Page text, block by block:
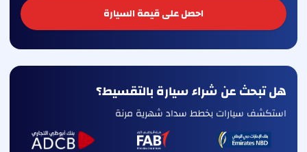
احصل على قيمة السيارة
هل تبحث عن شراء سيارة بالتقسيط؟
استكشف سيارات بخطط سداد شهرية مرنة